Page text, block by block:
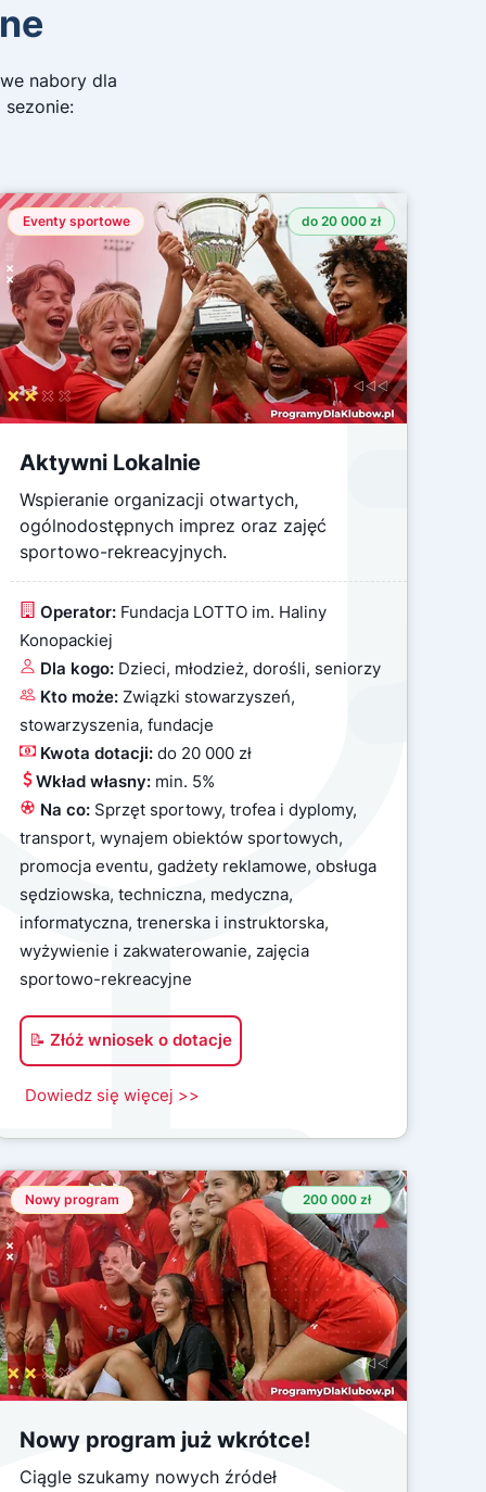
Nowy program 200 000 zł
Nowy program już wkrótce!
Ciągle szukamy nowych źródeł
Eventy sportowe do 20 000 zł
Aktywni Lokalnie
Operator: Fundacja LOTTO im. Haliny
Konopackiej
Dla kogo: Dzieci, młodzież, dorośli, seniorzy
Kto może: Związki stowarzyszeń,
stowarzyszenia, fundacje
Kwota dotacji: do 20 000 zł
Wkład własny: min. 5%
Na co: Sprzęt sportowy, trofea i dyplomy,
transport, wynajem obiektów sportowych,
promocja eventu, gadżety reklamowe, obsługa
sędziowska, techniczna, medyczna,
informatyczna, trenerska i instruktorska,
wyżywienie i zakwaterowanie, zajęcia
sportowo-rekreacyjne
Wspieranie organizacji otwartych,
ogólnodostępnych imprez oraz zajęć
sportowo-rekreacyjnych.
Dowiedz się więcej >>
📝 Złóż wniosek o dotacje
nabory dla